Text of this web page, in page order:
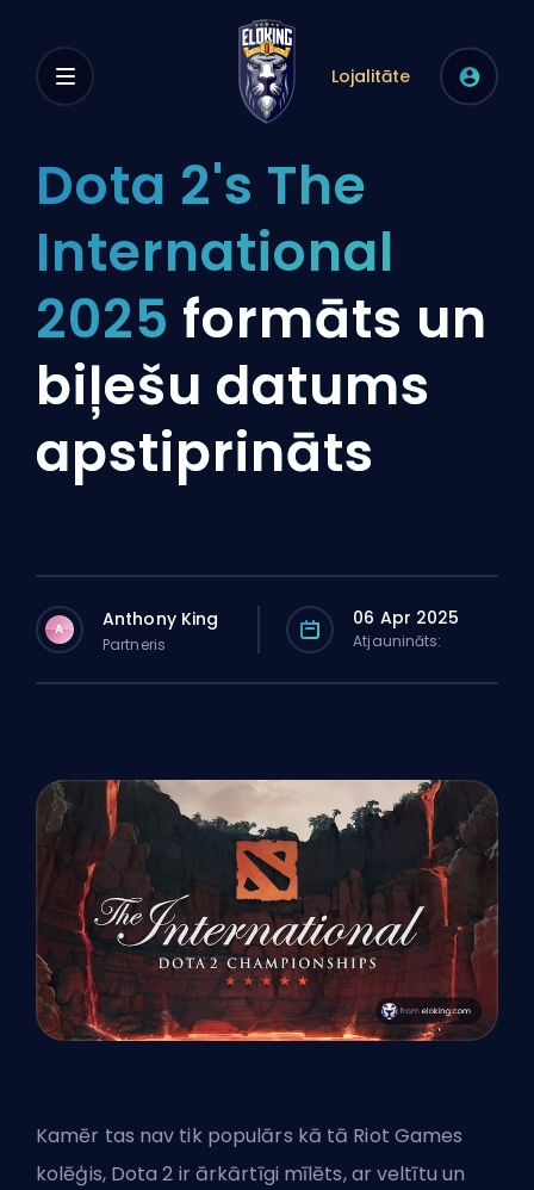
Lojalitāte
Dota 2's The
International
2025 formāts un
biļešu datums
apstiprināts
A Anthony King
Partneris
06 Apr 2025
Atjaunināts:
Kamēr tas nav tik populārs kā tā Riot Games
kolēģis, Dota 2 ir ārkārtīgi mīlēts, ar veltītu un